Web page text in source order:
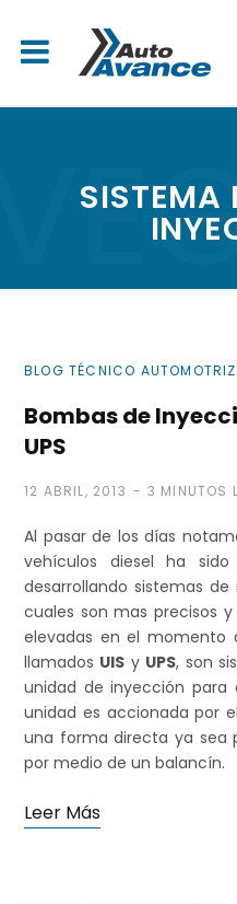
SISTEMA
BLOG TÉCNICO AUTOMOTRIZ
Bombas de
UPS
12 ABRIL, 2013 3 MINUTOS
Al pasar de los días
vehículos diesel ha
desarrollando sistemas
cuales son mas precisos
elevadas en el momento
llamados UIS y UPS, son
unidad de inyección
unidad es accionada por
una forma directa ya sea
por medio de un balancín.
Leer Más